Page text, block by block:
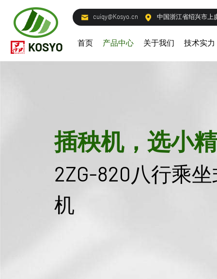
cuiqy@Kosyo.cn 中国浙江省绍兴市上
首页 产品中心 关于我们 技术实力
插秧机，选小精
2ZG-820八行乘
机